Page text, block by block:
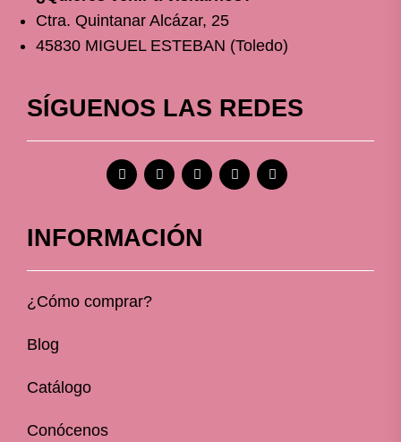
Ctra. Quintanar Alcázar, 25
45830 MIGUEL ESTEBAN (Toledo)
SÍGUENOS LAS REDES
INFORMACIÓN
¿Cómo comprar?
Blog
Catálogo
Conócenos